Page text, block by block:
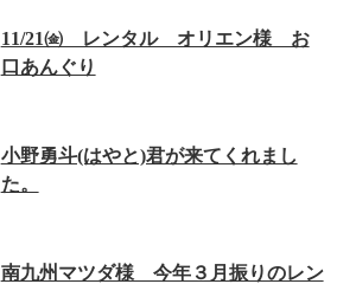
11/21㈮ レンタル オリエン様 お
口あんぐり
小野勇斗(はやと)君が来てくれまし
た。
南九州マツダ様 今年３月振りのレン